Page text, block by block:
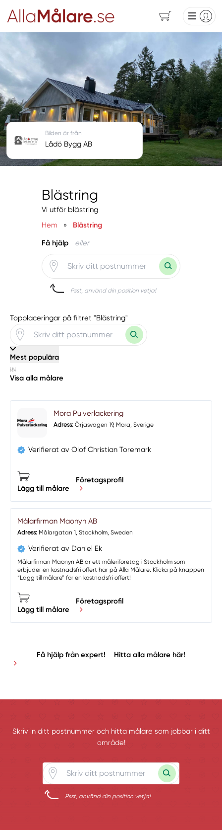
Blästring
Vi utför blästring
Hem
» Blästring
Få hjälp eller
Psst, använd din position vetja!
Bilden är från
Lådö Bygg AB
Topplaceringar på filtret "Blästring"
Mest populära
Visa alla målare
Mora Pulverlackering
Adress: Örjasvägen 19, Mora, Sverige
Verifierat av Olof Christian Toremark
Lägg till målare
Företagsprofil
Målarfirman Maonyn AB
Adress:Målargatan 1, Stockholm, Sweden
Verifierat av Daniel Ek
Målarfirman Maonyn AB är ett måleriföretag i Stockholm som
erbjuder en kostnadsfri offert här på Alla Målare. Klicka på knappen
“Lägg till målare” för en kostnadsfri offert!
Lägg till målare
Företagsprofil
Få hjälp från expert! Hitta alla målare här!
Skriv in ditt postnummer och hitta målare som jobbar i ditt
område!
Psst, använd din position vetja!